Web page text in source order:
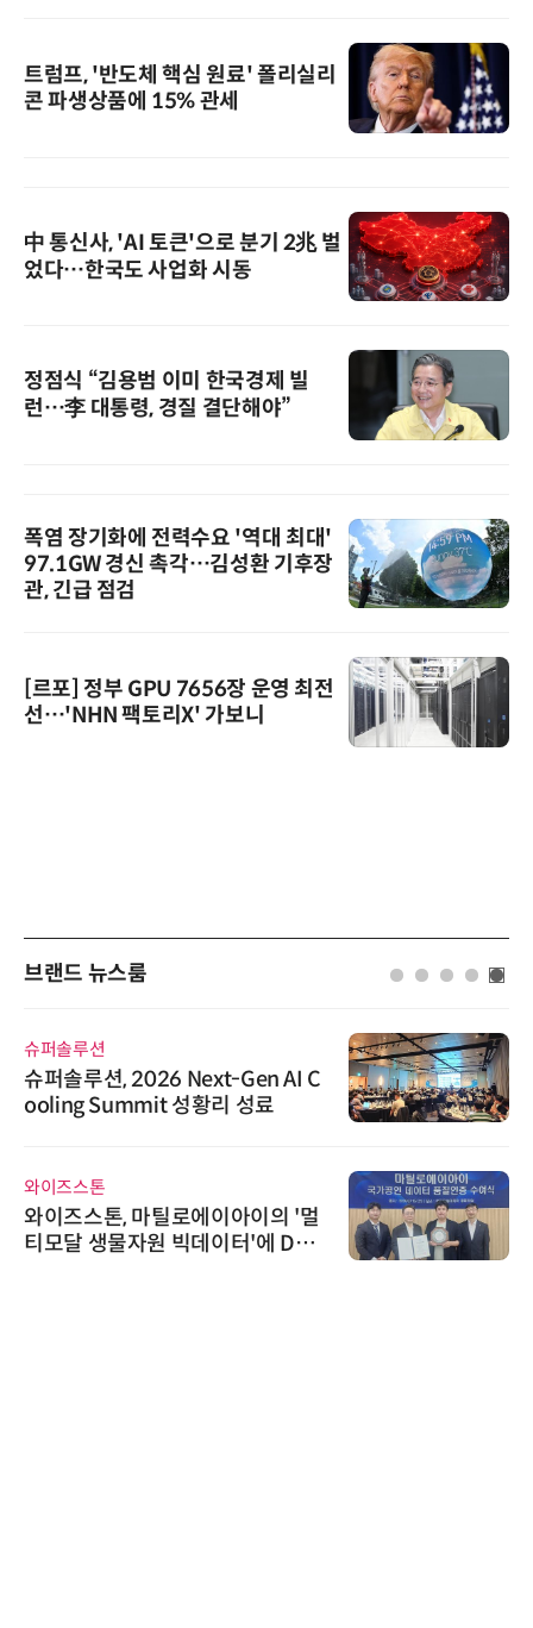
트럼프, '반도체 핵심 원료' 폴리실리
콘 파생상품에 15% 관세
中 통신사, 'AI 토큰'으로 분기 2兆 벌
었다…한국도 사업화 시동
정점식 “김용범 이미 한국경제 빌
런…李 대통령, 경질 결단해야”
폭염 장기화에 전력수요 '역대 최대'
97.1GW 경신 촉각…김성환 기후장
관, 긴급 점검
[르포] 정부 GPU 7656장 운영 최전
선…'NHN 팩토리X' 가보니
브랜드 뉴스룸
슈퍼솔루션
슈퍼솔루션, 2026 Next-Gen AI C
ooling Summit 성황리 성료
와이즈스톤
와이즈스톤, 마틸로에이아이의 '멀
티모달 생물자원 빅데이터'에 DQ